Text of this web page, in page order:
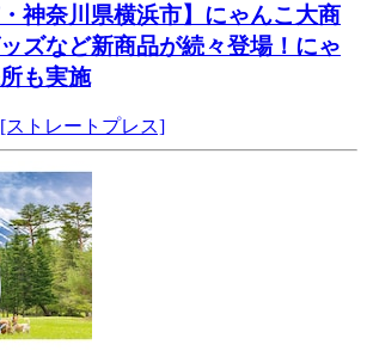
・神奈川県横浜市】にゃんこ大商
ズなど新商品が続々登場！にゃ
も実施
ストレートプレス]